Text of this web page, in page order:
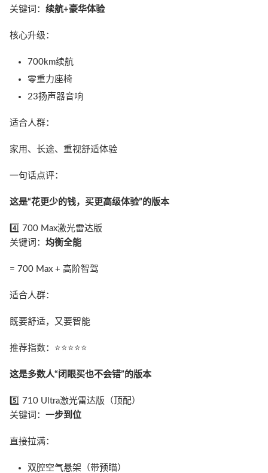
关键词：续航+豪华体验
核心升级：
700km续航
零重力座椅
23扬声器音响
适合人群：
家用、长途、重视舒适体验
一句话点评：
这是“花更少的钱，买更高级体验”的版本
4️⃣ 700 Max激光雷达版
关键词：均衡全能
= 700 Max + 高阶智驾
适合人群：
既要舒适，又要智能
推荐指数：⭐⭐⭐⭐⭐
这是多数人“闭眼买也不会错”的版本
5️⃣ 710 Ultra激光雷达版（顶配）
关键词：一步到位
直接拉满：
双腔空气悬架（带预瞄）